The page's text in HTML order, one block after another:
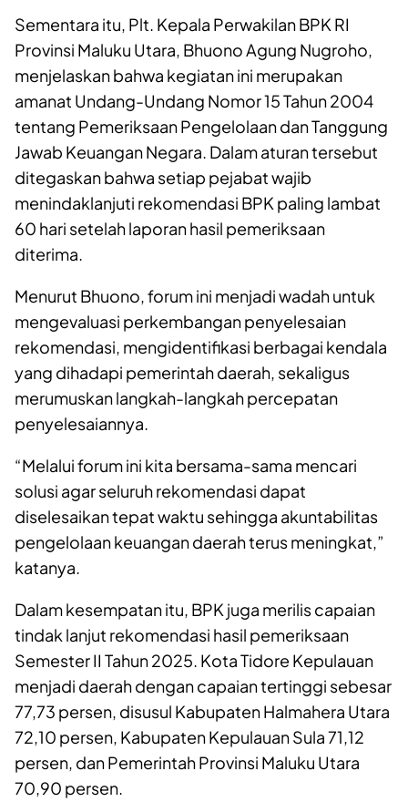
Sementara itu, Plt. Kepala Perwakilan BPK RI
Provinsi Maluku Utara, Bhuono Agung Nugroho,
menjelaskan bahwa kegiatan ini merupakan
amanat Undang-Undang Nomor 15 Tahun 2004
tentang Pemeriksaan Pengelolaan dan Tanggung
Jawab Keuangan Negara. Dalam aturan tersebut
ditegaskan bahwa setiap pejabat wajib
menindaklanjuti rekomendasi BPK paling lambat
60 hari setelah laporan hasil pemeriksaan
diterima.
Menurut Bhuono, forum ini menjadi wadah untuk
mengevaluasi perkembangan penyelesaian
rekomendasi, mengidentifikasi berbagai kendala
yang dihadapi pemerintah daerah, sekaligus
merumuskan langkah-langkah percepatan
penyelesaiannya.
“Melalui forum ini kita bersama-sama mencari
solusi agar seluruh rekomendasi dapat
diselesaikan tepat waktu sehingga akuntabilitas
pengelolaan keuangan daerah terus meningkat,”
katanya.
Dalam kesempatan itu, BPK juga merilis capaian
tindak lanjut rekomendasi hasil pemeriksaan
Semester II Tahun 2025. Kota Tidore Kepulauan
menjadi daerah dengan capaian tertinggi sebesar
77,73 persen, disusul Kabupaten Halmahera Utara
72,10 persen, Kabupaten Kepulauan Sula 71,12
persen, dan Pemerintah Provinsi Maluku Utara
70,90 persen.